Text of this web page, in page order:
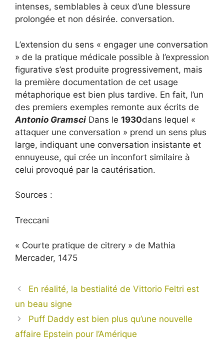
intenses, semblables à ceux d’une blessure
prolongée et non désirée. conversation.
L’extension du sens « engager une conversation
» de la pratique médicale possible à l’expression
figurative s’est produite progressivement, mais
la première documentation de cet usage
métaphorique est bien plus tardive. En fait, l’un
des premiers exemples remonte aux écrits de
Antonio Gramsci Dans le 1930dans lequel «
attaquer une conversation » prend un sens plus
large, indiquant une conversation insistante et
ennuyeuse, qui crée un inconfort similaire à
celui provoqué par la cautérisation.
Sources :
Treccani
« Courte pratique de citrery » de Mathia
Mercader, 1475
En réalité, la bestialité de Vittorio Feltri est
un beau signe
Puff Daddy est bien plus qu’une nouvelle
affaire Epstein pour l’Amérique